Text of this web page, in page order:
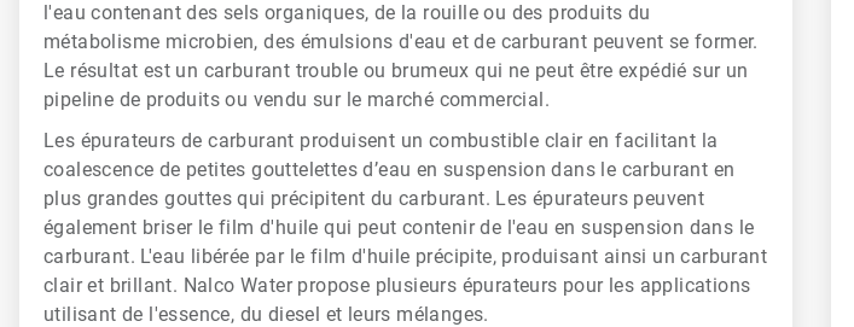
l'eau contenant des sels organiques, de la rouille ou des produits du
métabolisme microbien, des émulsions d'eau et de carburant peuvent se former.
Le résultat est un carburant trouble ou brumeux qui ne peut être expédié sur un
pipeline de produits ou vendu sur le marché commercial.
Les épurateurs de carburant produisent un combustible clair en facilitant la
coalescence de petites gouttelettes d’eau en suspension dans le carburant en
plus grandes gouttes qui précipitent du carburant. Les épurateurs peuvent
également briser le film d'huile qui peut contenir de l'eau en suspension dans le
carburant. L'eau libérée par le film d'huile précipite, produisant ainsi un carburant
clair et brillant. Nalco Water propose plusieurs épurateurs pour les applications
utilisant de l'essence, du diesel et leurs mélanges.